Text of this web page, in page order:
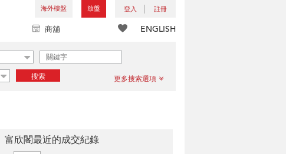
海外樓盤 放盤 登入 註冊
ENGLISH
商舖
搜索 更多搜索選項
富欣閣最近的成交紀錄